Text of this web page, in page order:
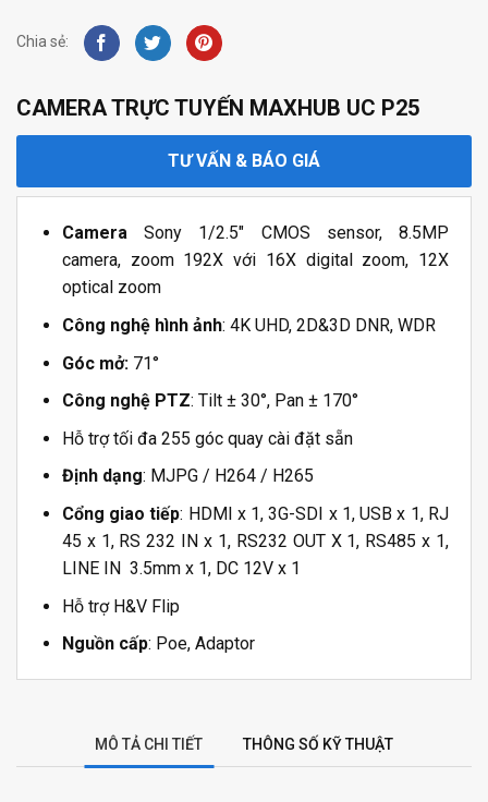
Chia sẻ:
CAMERA TRỰC TUYẾN MAXHUB UC P25
TƯ VẤN & BÁO GIÁ
CameraSony 1/2.5″ CMOS sensor, 8.5MP
camera, zoom 192X với 16X digital zoom, 12X
optical zoom
Công nghệ hình ảnh: 4K UHD, 2D&3D DNR, WDR
Góc mở: 71°
Công nghệ PTZ: Tilt ± 30°, Pan ± 170°
Hỗ trợ tối đa 255 góc quay cài đặt sẵn
Định dạng: MJPG / H264 / H265
Cổng giao tiếp: HDMI x 1, 3G-SDI x 1, USB x 1, RJ
45 x 1, RS 232 IN x 1, RS232 OUT X 1, RS485 x 1,
LINE IN 3.5mm x 1, DC 12V x 1
Hỗ trợ H&V Flip
Nguồn cấp: Poe, Adaptor
MÔ TẢ CHI TIẾT THÔNG SỐ KỸ THUẬT